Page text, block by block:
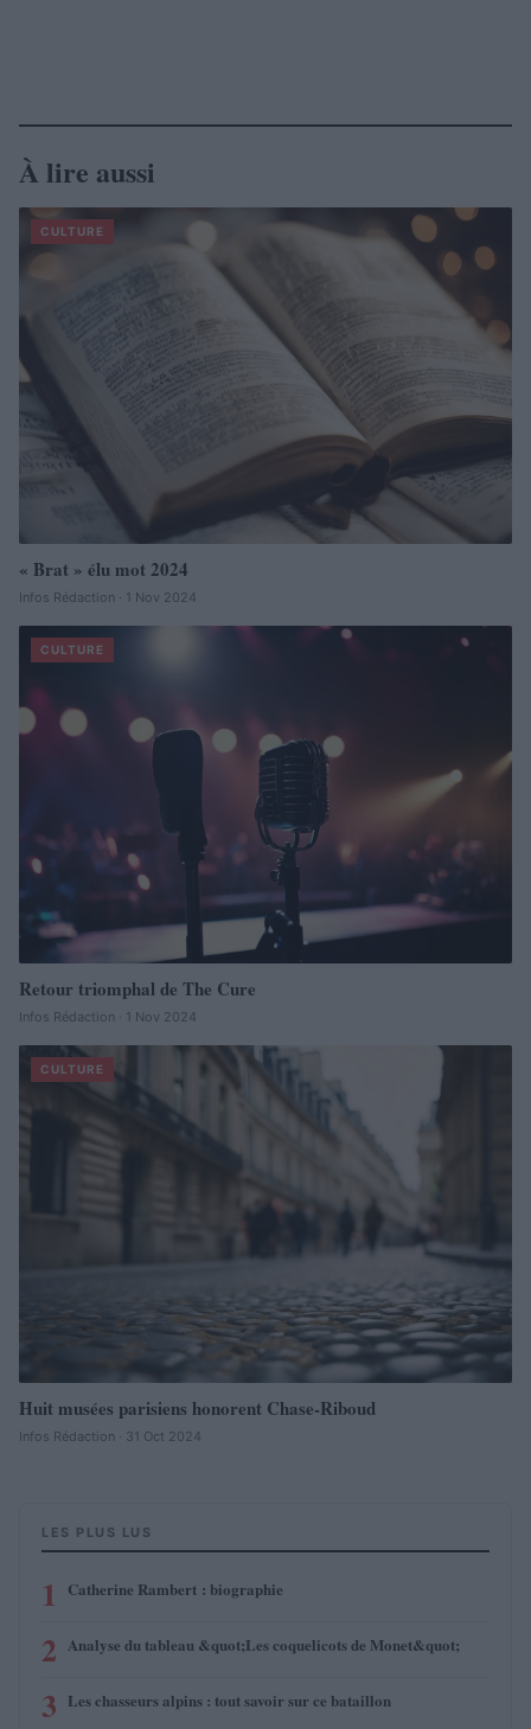
À lire aussi
CULTURE
« Brat » élu mot 2024
Infos Rédaction · 1 Nov 2024
CULTURE
Retour triomphal de The Cure
Infos Rédaction · 1 Nov 2024
CULTURE
Huit musées parisiens honorent Chase-Riboud
Infos Rédaction · 31 Oct 2024
LES PLUS LUS
1 Catherine Rambert : biographie
2 Analyse du tableau &quot;Les coquelicots de Monet&quot;
3 Les chasseurs alpins : tout savoir sur ce bataillon